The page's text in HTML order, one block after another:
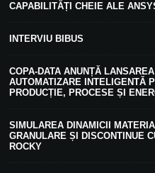
CAPABILITĂȚI CHEIE ALE
INTERVIU BIBUS
COPA-DATA ANUNȚĂ
AUTOMATIZARE INTELIGENTĂ
PRODUCȚIE, PROCESE ȘI
SIMULAREA DINAMICII
GRANULARE ȘI DISCONTINUE
ROCKY